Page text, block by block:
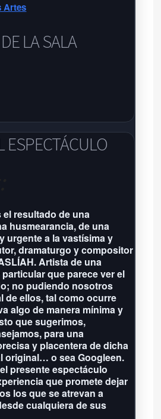
Artes
LA SALA
Tel:02234964030-
ESPECTÁCULO
resultado de una
husmearancia, de una
urgente a la vastísima y
dramaturgo y compositor
Artista de una
que parece ver el
no pudiendo nosotros
de ellos, tal como ocurre
algo de manera mínima y
que sugerimos,
para una
y placentera de dicha
original… o sea Googleen.
presente espectáculo
que promete dejar
los que se atrevan a
cualquiera de sus